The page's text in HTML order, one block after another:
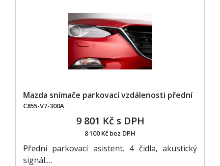
Mazda snímače parkovací vzdálenosti přední
C855-V7-300A
9 801 Kč s DPH
8 100 Kč bez DPH
Přední parkovací asistent. 4 čidla, akustický
signál.…